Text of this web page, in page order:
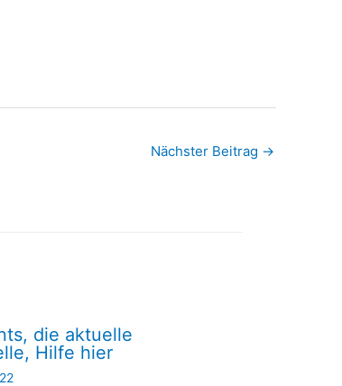
Nächster Beitrag →
die aktuelle
Hilfe hier